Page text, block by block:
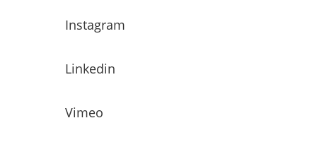
Instagram
Linkedin
Vimeo